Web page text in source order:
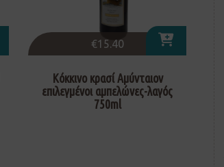
€15.40
Κόκκινο κρασί Αμύνταιον
επιλεγμένοι αμπελώνες-λαγός
750ml